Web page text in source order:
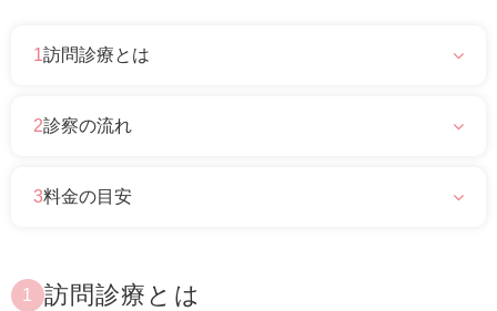
1訪問診療とは
2診察の流れ
3料金の目安
1 訪問診療とは